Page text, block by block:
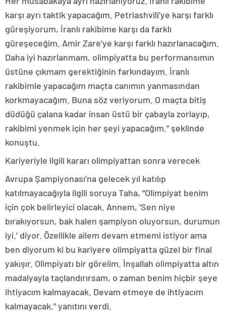
karşı ayrı taktik yapacağım. Petriashvili’ye karşı farklı
güreşiyorum, İranlı rakibime karşı da farklı
güreşeceğim. Amir Zare’ye karşı farklı hazırlanacağım.
Daha iyi hazırlanmam, olimpiyatta bu performansımın
üstüne çıkmam gerektiğinin farkındayım. İranlı
rakibimle yapacağım maçta canımın yanmasından
korkmayacağım. Buna söz veriyorum. O maçta bitiş
düdüğü çalana kadar insan üstü bir çabayla zorlayıp,
rakibimi yenmek için her şeyi yapacağım.” şeklinde
konuştu.
Kariyeriyle ilgili kararı olimpiyattan sonra verecek
Avrupa Şampiyonası’na gelecek yıl katılıp
katılmayacağıyla ilgili soruya Taha, “Olimpiyat benim
için çok belirleyici olacak. Annem, ‘Sen niye
bırakıyorsun, bak halen şampiyon oluyorsun, durumun
iyi.’ diyor. Özellikle ailem devam etmemi istiyor ama
ben diyorum ki bu kariyere olimpiyatta güzel bir final
yakışır. Olimpiyatı bir görelim. İnşallah olimpiyatta altın
madalyayla taçlandırırsam, o zaman benim hiçbir şeye
ihtiyacım kalmayacak. Devam etmeye de ihtiyacım
kalmayacak.” yanıtını verdi.